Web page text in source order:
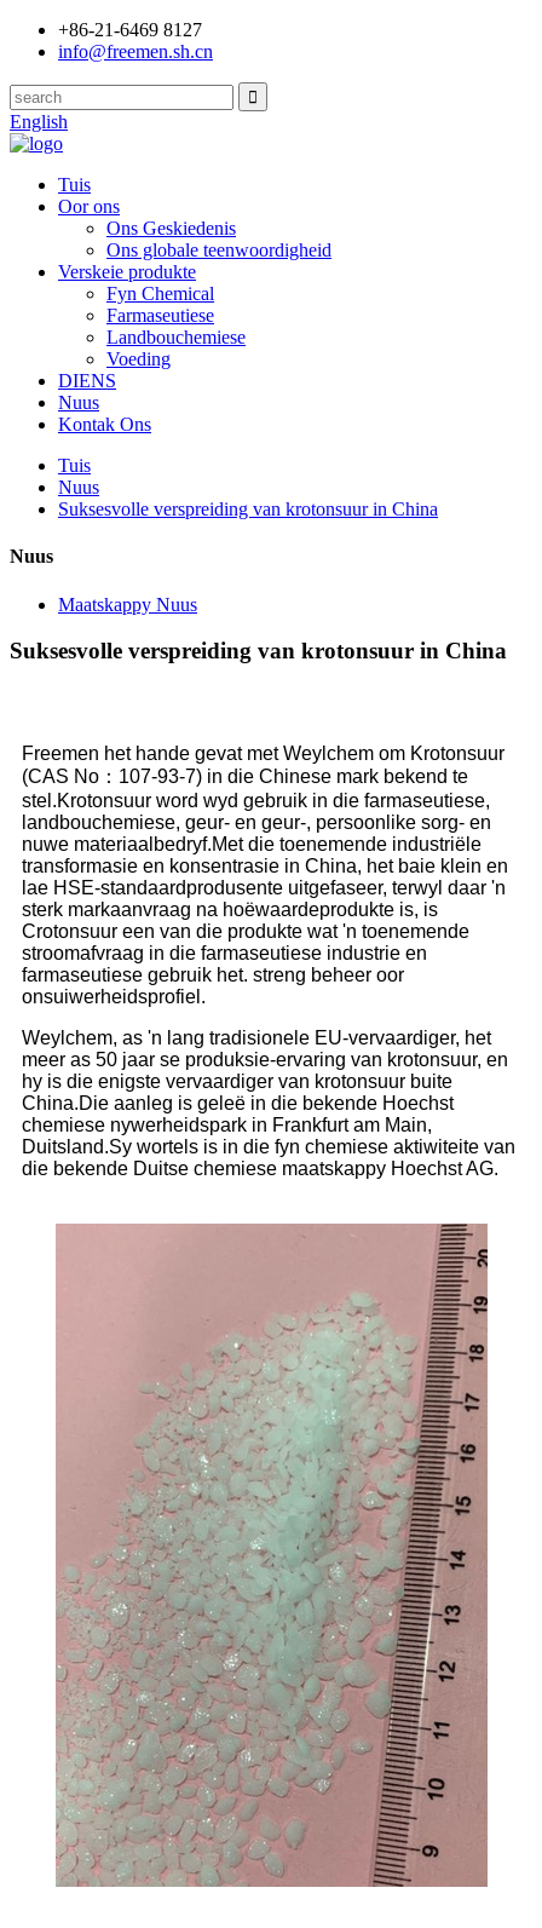
+86-21-6469 8127
info@freemen.sh.cn
English
Tuis
Oor ons
Ons Geskiedenis
Ons globale teenwoordigheid
Verskeie produkte
Fyn Chemical
Farmaseutiese
Landbouchemiese
Voeding
DIENS
Nuus
Kontak Ons
Tuis
Nuus
Suksesvolle verspreiding van krotonsuur in China
Nuus
Maatskappy Nuus
Suksesvolle verspreiding van krotonsuur in China
Freemen het hande gevat met Weylchem ​​om Krotonsuur
(CAS No：107-93-7) in die Chinese mark bekend te
stel.Krotonsuur word wyd gebruik in die farmaseutiese,
landbouchemiese, geur- en geur-, persoonlike sorg- en
nuwe materiaalbedryf.Met die toenemende industriële
transformasie en konsentrasie in China, het baie klein en
lae HSE-standaardprodusente uitgefaseer, terwyl daar 'n
sterk markaanvraag na hoëwaardeprodukte is, is
Crotonsuur een van die produkte wat 'n toenemende
stroomafvraag in die farmaseutiese industrie en
farmaseutiese gebruik het. streng beheer oor
onsuiwerheidsprofiel.
Weylchem, as 'n lang tradisionele EU-vervaardiger, het
meer as 50 jaar se produksie-ervaring van krotonsuur, en
hy is die enigste vervaardiger van krotonsuur buite
China.Die aanleg is geleë in die bekende Hoechst
chemiese nywerheidspark in Frankfurt am Main,
Duitsland.Sy wortels is in die fyn chemiese aktiwiteite van
die bekende Duitse chemiese maatskappy Hoechst AG.